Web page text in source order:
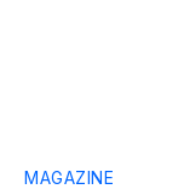
MAGAZINE